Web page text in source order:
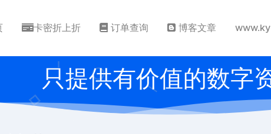
卡密折上折 订单查询 博客文章
只提供有价值的数字